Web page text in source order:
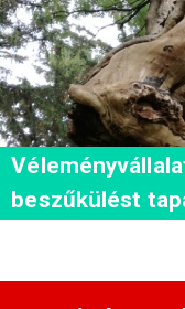
beszűkülést